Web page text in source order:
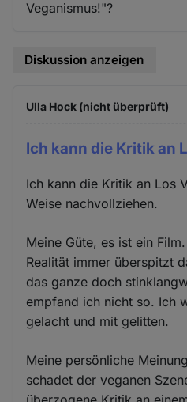
Veganismus!"?
Diskussion anzeigen
Ulla Hock (nicht überprüft)
Ich kann die Kritik an
Ich kann die Kritik an Los
Weise nachvollziehen.
Meine Güte, es ist ein
Realität immer überspitzt
das ganze doch
empfand ich nicht so. Ich
gelacht und mit gelitten.
Meine persönliche
schadet der veganen